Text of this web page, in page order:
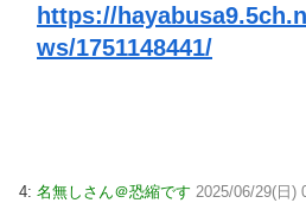
https://
ws/1751148441/
4: 名無しさん＠恐縮です 2025/06/29(日)